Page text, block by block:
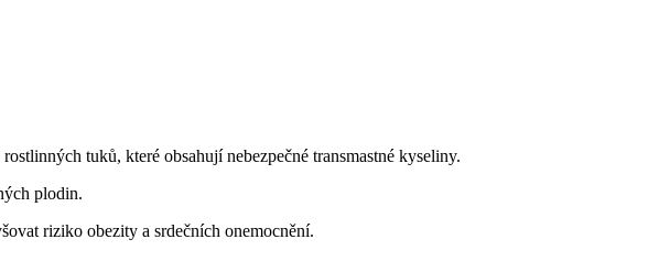
tuků, které obsahují nebezpečné transmastné kyseliny.
plodin.
riziko obezity a srdečních onemocnění.